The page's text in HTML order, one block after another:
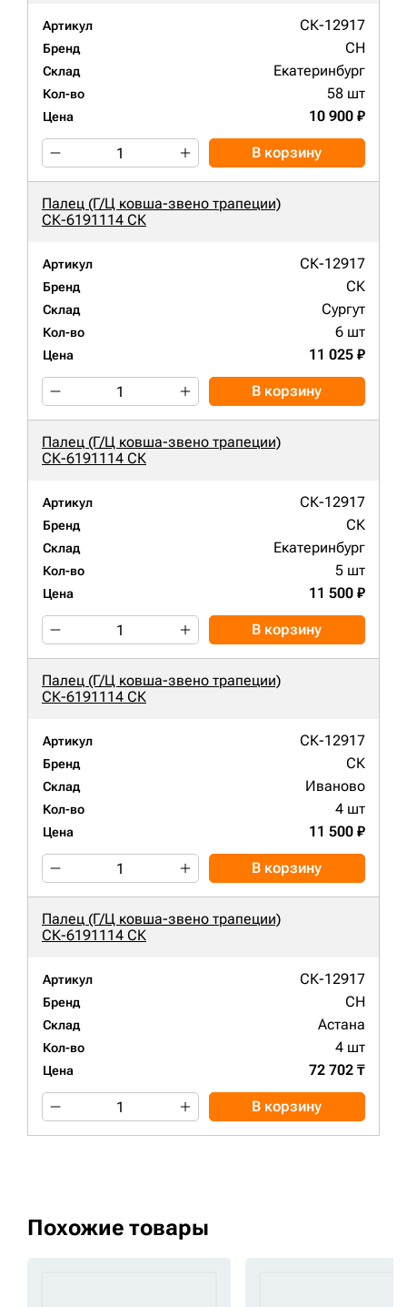
Артикул СК-12917
Бренд CH
Склад Екатеринбург
Кол-во 58 шт
Цена 10 900 ₽
В корзину
Палец (Г/Ц ковша-звено трапеции)
СК-6191114 СК
Артикул СК-12917
Бренд СК
Склад Сургут
Кол-во 6 шт
Цена 11 025 ₽
В корзину
Палец (Г/Ц ковша-звено трапеции)
СК-6191114 СК
Артикул СК-12917
Бренд СК
Склад Екатеринбург
Кол-во 5 шт
Цена 11 500 ₽
В корзину
Палец (Г/Ц ковша-звено трапеции)
СК-6191114 СК
Артикул СК-12917
Бренд СК
Склад Иваново
Кол-во 4 шт
Цена 11 500 ₽
В корзину
Палец (Г/Ц ковша-звено трапеции)
СК-6191114 СК
Артикул СК-12917
Бренд CH
Склад Астана
Кол-во 4 шт
Цена 72 702 ₸
В корзину
Похожие товары